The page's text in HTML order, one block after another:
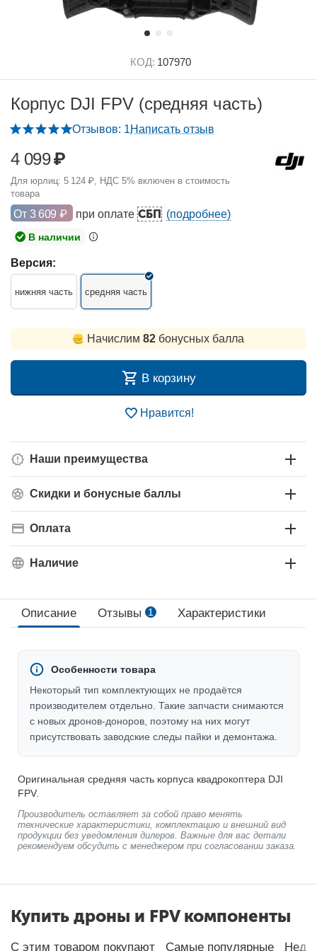
КОД: 107970
Корпус DJI FPV (средняя часть)
Отзывов: 1Написать отзыв
4 099₽
Для юрлиц: 5 124 ₽, НДС 5% включен в стоимость
товара
От 3 609 ₽ при оплате СБП (подробнее)
В наличии
Версия:
нижняя часть средняя часть
Начислим 82 бонусных балла
В корзину
Нравится!
Наши преимущества
Скидки и бонусные баллы
Оплата
Наличие
Описание Отзывы 1 Характеристики
Особенности товара
Некоторый тип комплектующих не продаётся
производителем отдельно. Такие запчасти снимаются
с новых дронов-доноров, поэтому на них могут
присутствовать заводские следы пайки и демонтажа.
Оригинальная средняя часть корпуса квадрокоптера DJI
FPV.
Производитель оставляет за собой право менять
технические характеристики, комплектацию и внешний вид
продукции без уведомления дилеров. Важные для вас детали
рекомендуем обсудить с менеджером при согласовании заказа.
Купить дроны и FPV компоненты
С этим товаром покупают Самые популярные